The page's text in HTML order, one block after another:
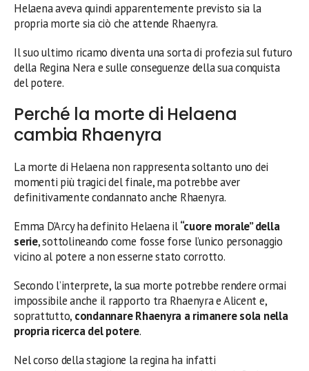
Helaena aveva quindi apparentemente previsto sia la
propria morte sia ciò che attende Rhaenyra.
Il suo ultimo ricamo diventa una sorta di profezia sul futuro
della Regina Nera e sulle conseguenze della sua conquista
del potere.
Perché la morte di Helaena
cambia Rhaenyra
La morte di Helaena non rappresenta soltanto uno dei
momenti più tragici del finale, ma potrebbe aver
definitivamente condannato anche Rhaenyra.
Emma D’Arcy ha definito Helaena il“cuore morale” della
serie, sottolineando come fosse forse l’unico personaggio
vicino al potere a non esserne stato corrotto.
Secondo l’interprete, la sua morte potrebbe rendere ormai
impossibile anche il rapporto tra Rhaenyra e Alicent e,
soprattutto, condannare Rhaenyra a rimanere sola nella
propria ricerca del potere.
Nel corso della stagione la regina ha infatti